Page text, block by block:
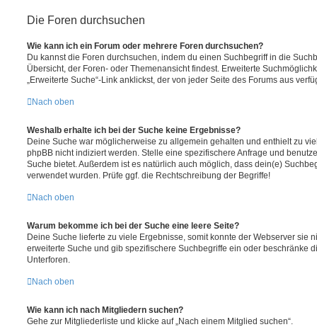
Die Foren durchsuchen
Wie kann ich ein Forum oder mehrere Foren durchsuchen?
Du kannst die Foren durchsuchen, indem du einen Suchbegriff in die
Übersicht, der Foren- oder Themenansicht findest. Erweiterte
„Erweiterte Suche“-Link anklickst, der von jeder Seite des Forums aus
Nach oben
Weshalb erhalte ich bei der Suche keine Ergebnisse?
Deine Suche war möglicherweise zu allgemein gehalten und enthielt zu
phpBB nicht indiziert werden. Stelle eine spezifischere Anfrage und
Suche bietet. Außerdem ist es natürlich auch möglich, dass dein(e)
verwendet wurden. Prüfe ggf. die Rechtschreibung der Begriffe!
Nach oben
Warum bekomme ich bei der Suche eine leere Seite?
Deine Suche lieferte zu viele Ergebnisse, somit konnte der Webserver sie
erweiterte Suche und gib spezifischere Suchbegriffe ein oder beschränke
Unterforen.
Nach oben
Wie kann ich nach Mitgliedern suchen?
Gehe zur Mitgliederliste und klicke auf „Nach einem Mitglied suchen“.